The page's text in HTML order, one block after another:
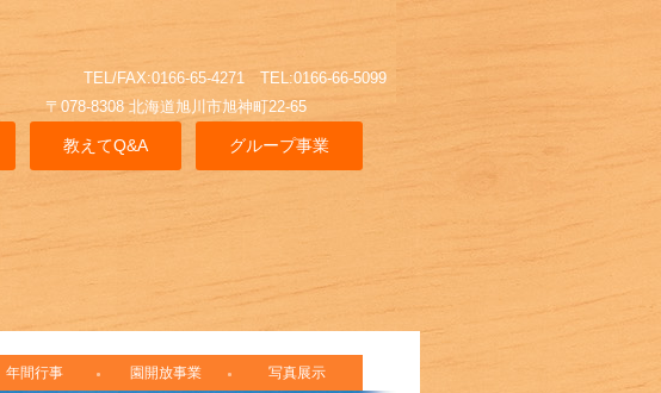
TEL/FAX:0166-65-4271 TEL:0166-66-5099
北海道旭川市旭神町22-65
教えてQ&A グループ事業
年間行事 園開放事業 写真展示